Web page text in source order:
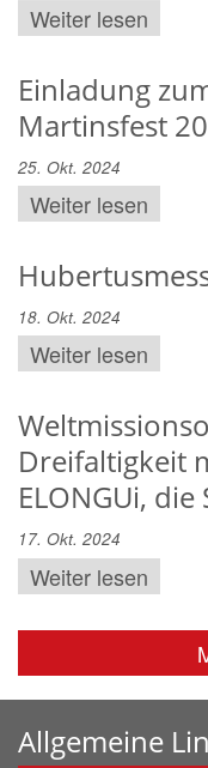
Weiter lesen
Einladung
Martinsfest
25. Okt. 2024
Weiter lesen
18. Okt. 2024
Weiter lesen
Dreifaltigkeit
ELONGUi,
17. Okt. 2024
Weiter lesen
Allgemeine